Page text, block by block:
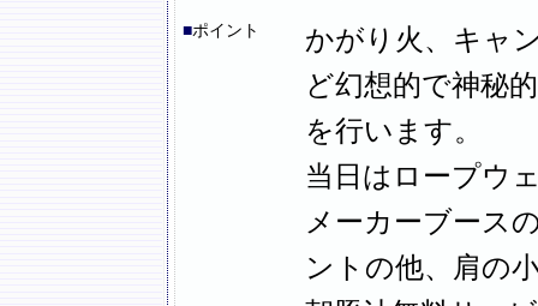
■ポイント
かがり火、キャ
ど幻想的で神秘
を行います。
当日はロープウ
メーカーブース
ントの他、肩の